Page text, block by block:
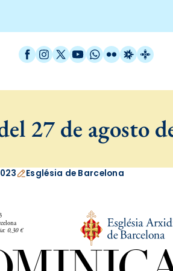
Facebook
Instagram
X / Twitter
YouTube
WhatsApp
FlickrRadio
27 de agosto
Església de Barcelona